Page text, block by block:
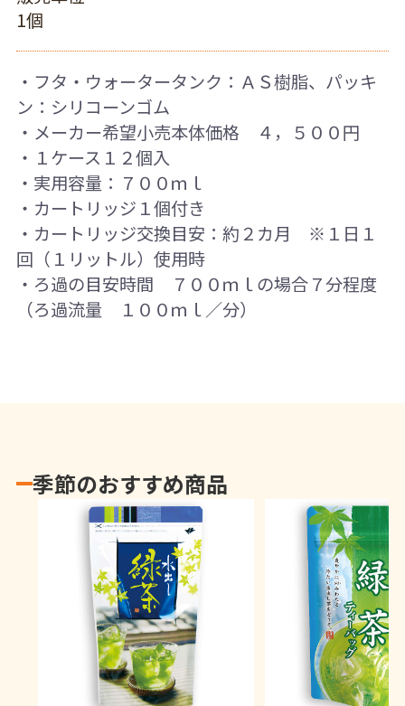
1個
・フタ・ウォータータンク：ＡＳ樹脂、パッキ
ン：シリコーンゴム
・メーカー希望小売本体価格 ４，５００円
・１ケース１２個入
・実用容量：７００ｍｌ
・カートリッジ１個付き
・カートリッジ交換目安：約２カ月 ※１日１
回（１リットル）使用時
・ろ過の目安時間 ７００ｍｌの場合７分程度
（ろ過流量 １００ｍｌ／分）
季節のおすすめ商品